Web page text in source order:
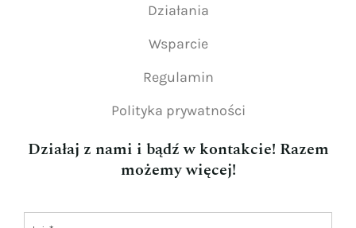
Działania
Wsparcie
Regulamin
Polityka prywatności
Działaj z nami i bądź w kontakcie! Razem
możemy więcej!